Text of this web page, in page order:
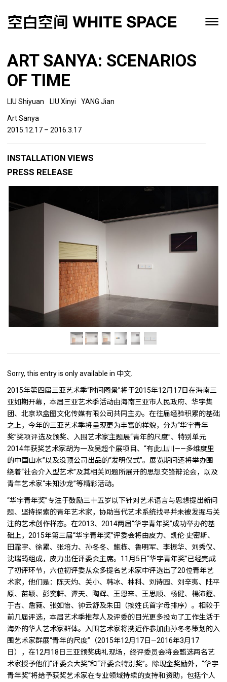
ART SANYA: SCENARIOS
OF TIME
LIU Shiyuan LIU Xinyi YANG Jian
Art Sanya
2015.12.17 – 2016.3.17
INSTALLATION VIEWS
PRESS RELEASE
Sorry, this entry is only available in 中文
2015年第四届三亚艺术季“时间图景”将于2015年12月17日在海南三
亚如期开幕，本届三亚艺术季活动由海南三亚市人民政府、华宇集
团、北京玖盒图文化传媒有限公司共同主办。在往届经验积累的基础
之上，今年的三亚艺术季将呈现更为丰富的样貌，分为“华宇青年
奖”奖项评选及颁奖、入围艺术家主题展“青年的尺度”、特别单元
2014年获奖艺术家胡为一及吴超个展项目、“有此山川——多维度里
的中国山水”以及没顶公司出品的“发明仪式”。展览期间还将举办围
绕着“社会介入型艺术”及其相关问题所展开的思想交锋辩论会，以及
青年艺术家“未知沙龙”等精彩活动。
“华宇青年奖”专注于鼓励三十五岁以下针对艺术语言与思想提出新问
题、坚持探索的青年艺术家，协助当代艺术系统找寻并未被发掘与关
注的艺术创作样态。在2013、2014两届“华宇青年奖”成功举办的基
础上，2015年第三届“华宇青年奖”评委会将由皮力、凯伦·史密斯、
田霏宇、徐累、张培力、孙冬冬、鲍栋、鲁明军、李振华、刘秀仪、
沈瑞筠组成，皮力出任评委会主席。11月5日“华宇青年奖”已经完成
了初评环节，六位初评委从众多提名艺术家中评选出了20位青年艺
术家，他们是：陈天灼、关小、韩冰、林科、刘诗园、刘辛夷、陆平
原、苗颖、彭奕軒、谭天、陶辉、王恩来、王思顺、杨健、楊沛鏗、
于吉、詹蕤、张如怡、钟云舒及朱田（按姓氏首字母排序）。相较于
前几届评选，本届艺术季推荐人及评委的目光更多投向了工作生活于
海外的华人艺术家群体。入围艺术家将携近作参加由孙冬冬策划的入
围艺术家群展“青年的尺度”（2015年12月17日—2016年3月17
日），在12月18日三亚颁奖典礼现场，终评委员会将会甄选两名艺
术家授予他们“评委会大奖”和“评委会特别奖”。除现金奖励外，“华宇
青年奖”将给予获奖艺术家在专业领域持续的支持和资助，包括个人